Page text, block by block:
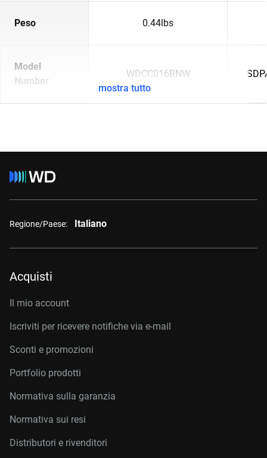
Peso 0.44lbs
Model
Number
WDCC016RNW
mostra tutto
Regione/Paese: Italiano
Acquisti
Il mio account
Iscriviti per ricevere notifiche via e-mail
Sconti e promozioni
Portfolio prodotti
Normativa sulla garanzia
Normativa sui resi
Distributori e rivenditori